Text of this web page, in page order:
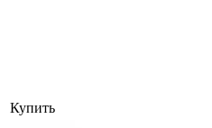
Купить